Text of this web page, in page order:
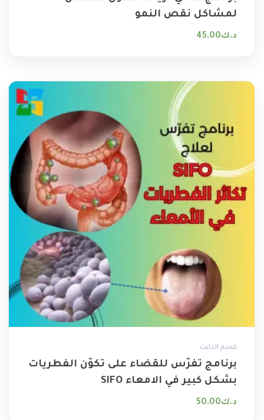
لمشاكل نقص النمو
د.ك45.00
قسم الدايت
برنامج تفرّس للقضاء على تكوّن الفطريات
بشكل كبير في الامعاء ‏SIFO
د.ك50.00